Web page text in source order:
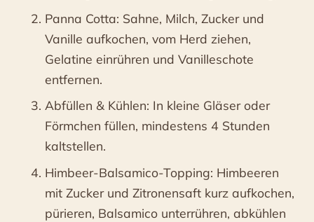
Panna Cotta: Sahne, Milch, Zucker und
Vanille aufkochen, vom Herd ziehen,
Gelatine einrühren und Vanilleschote
entfernen.
Abfüllen & Kühlen: In kleine Gläser oder
Förmchen füllen, mindestens 4 Stunden
kaltstellen.
Himbeer-Balsamico-Topping: Himbeeren
mit Zucker und Zitronensaft kurz aufkochen,
pürieren, Balsamico unterrühren, abkühlen